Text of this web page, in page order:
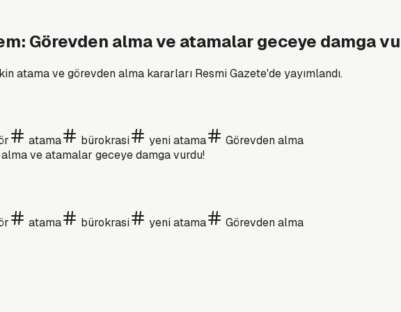
Görevden alma ve atamalar geceye damga
atama ve görevden alma kararları Resmi Gazete'de yayımlandı.
atama bürokrasi yeni atama Görevden alma
atama bürokrasi yeni atama Görevden alma